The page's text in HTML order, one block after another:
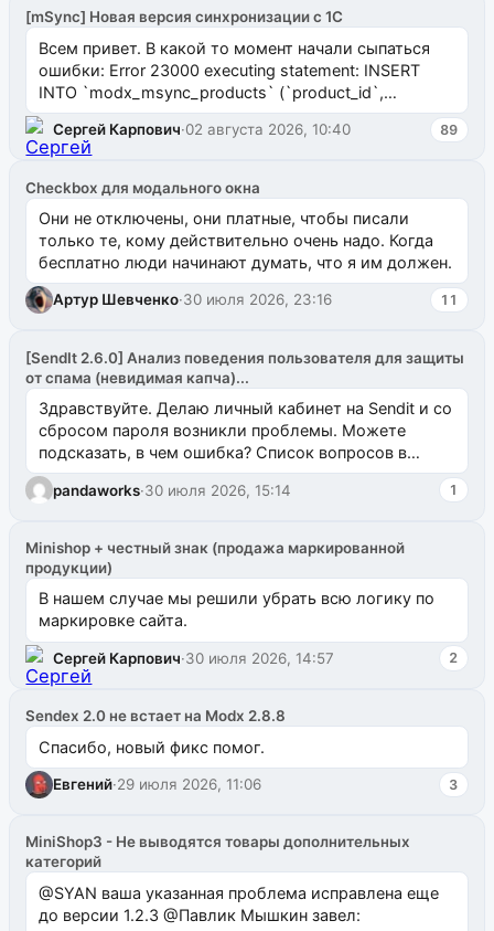
[mSync] Новая версия синхронизации с 1С
Всем привет. В какой то момент начали сыпаться
ошибки: Error 23000 executing statement: INSERT
INTO `modx_msync_products` (`product_id`,
`uuid_1c`) VALUES ...
Сергей Карпович·02 августа 2026, 10:40 89
Checkbox для модального окна
Они не отключены, они платные, чтобы писали
только те, кому действительно очень надо. Когда
бесплатно люди начинают думать, что я им должен.
Артур Шевченко·30 июля 2026, 23:16 11
[SendIt 2.6.0] Анализ поведения пользователя для защиты
от спама (невидимая капча)...
Здравствуйте. Делаю личный кабинет на Sendit и со
сбросом пароля возникли проблемы. Можете
подсказать, в чем ошибка? Список вопросов в
одноименном разделе на modx.pro пока пуст, и,...
pandaworks·30 июля 2026, 15:14 1
Minishop + честный знак (продажа маркированной
продукции)
В нашем случае мы решили убрать всю логику по
маркировке сайта.
Сергей Карпович·30 июля 2026, 14:57 2
Sendex 2.0 не встает на Modx 2.8.8
Спасибо, новый фикс помог.
Евгений·29 июля 2026, 11:06 3
MiniShop3 - Не выводятся товары дополнительных
категорий
@SYAN ваша указанная проблема исправлена еще
до версии 1.2.3 @Павлик Мышкин завел: